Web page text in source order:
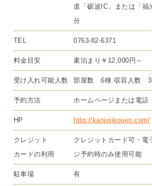
道「砺波IC」または「福
分
TEL 0763-82-6371
料金目安 素泊まり￥12,000円～
受け入れ可能人数 部屋数 6棟 収容人数
予約方法 ホームページまたは電話
HP http://kanjojikouen.com/
クレジット
カードの利用
クレジットカード可・
ジ予約時のみ使用可能
駐車場 有